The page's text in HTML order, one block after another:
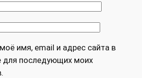
имя, email и адрес сайта в
для последующих моих